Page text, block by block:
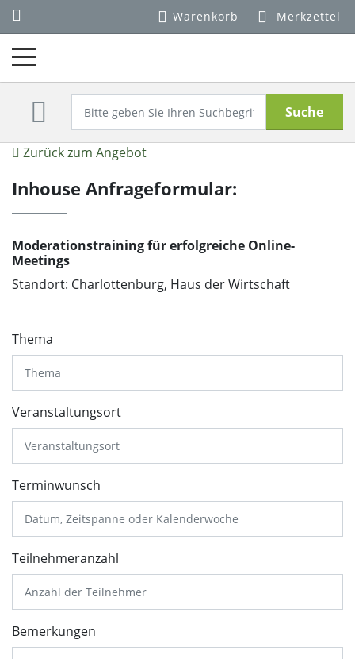
Warenkorb Merkzettel
Suche
Zurück zum Angebot
Inhouse Anfrageformular:
Moderationstraining für erfolgreiche Online-
Meetings
Standort: Charlottenburg, Haus der Wirtschaft
Thema
Veranstaltungsort
Terminwunsch
Teilnehmeranzahl
Bemerkungen